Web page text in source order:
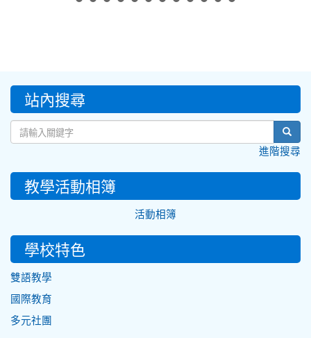
::: 站內搜尋
進階搜尋
教學活動相簿
活動相簿
學校特色
雙語教學
國際教育
多元社團